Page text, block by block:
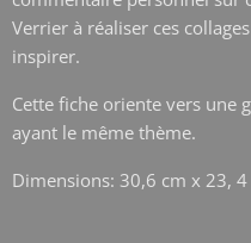
Verrier à réaliser ces
inspirer.
Cette fiche oriente vers une
ayant le même thème.
Dimensions: 30,6 cm x 23, 4